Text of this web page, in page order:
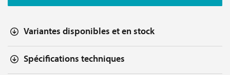
Variantes disponibles et en stock
Spécifications techniques